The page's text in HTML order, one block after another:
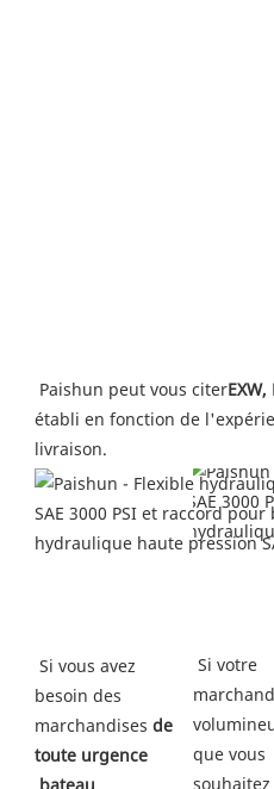
Paishun peut vous citerEXW,
établi en fonction de
livraison.
Si vous avez
besoin des
marchandises de
toute urgence
Si votre
que vous
souhaitez